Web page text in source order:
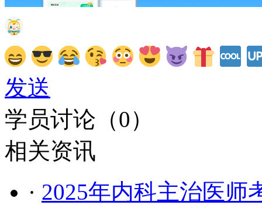
发送
学员讨论（0）
相关资讯
· 2025年内科主治医师